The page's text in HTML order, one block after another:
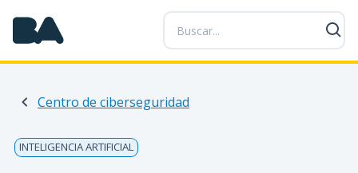
P
a
s
a
a
Centro de ciberseguridad
INTELIGENCIA ARTIFICIAL